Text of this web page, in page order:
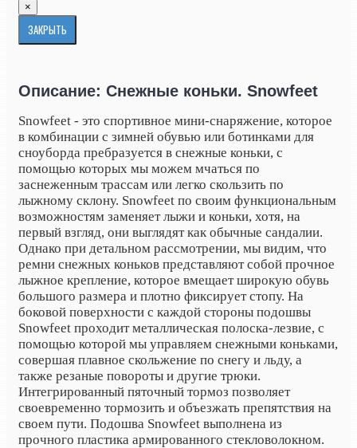
×
ЗАКРЫТЬ
Описание: Снежные коньки. Snowfeet
Snowfeet - это спортивное мини-снаряжение, которое
в комбинации с зимней обувью или ботинками для
сноуборда пребразуется в снежные коньки, с
помощью которых мы можем мчаться по
заснеженным трассам или легко скользить по
лыжному склону. Snowfeet по своим функциональным
возможностям заменяет лыжи и коньки, хотя, на
первый взгляд, они выглядят как обычные сандалии.
Однако при детальном рассмотрении, мы видим, что
ремни снежных коньков представляют собой прочное
лыжное крепление, которое вмещает широкую обувь
большого размера и плотно фиксирует стопу. На
боковой поверхности с каждой стороны подошвы
Snowfeet проходит металлическая полоска-лезвие, с
помощью которой мы управляем снежными коньками,
совершая плавное скольжение по снегу и льду, а
также резаные повороты и другие трюки.
Интегрированный пяточный тормоз позволяет
своевременно тормозить и объезжать препятствия на
своем пути. Подошва Snowfeet выполнена из
прочного пластика армированного стекловолокном.